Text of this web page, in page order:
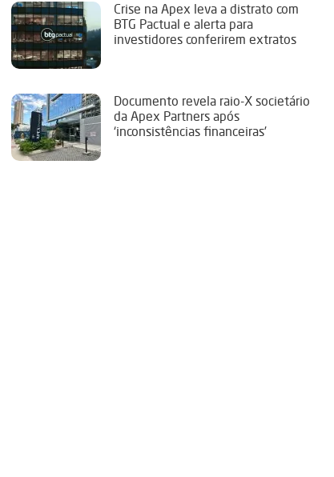
Crise na Apex leva a distrato com
BTG Pactual e alerta para
investidores conferirem extratos
Documento revela raio-X societário
da Apex Partners após
‘inconsistências financeiras’